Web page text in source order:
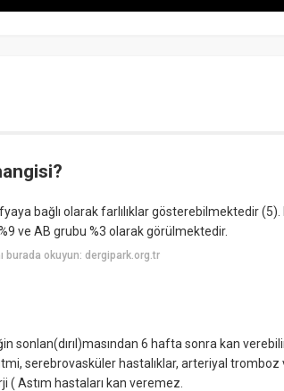
bağlı olarak farlılıklar gösterebilmektedir
ve AB grubu %3 olarak görülmektedir.
burada okuyun: dergipark.org.tr
sonlan(dırıl)masından 6 hafta sonra kan
serebrovasküler hastalıklar, arteriyal
Astım hastaları kan veremez.